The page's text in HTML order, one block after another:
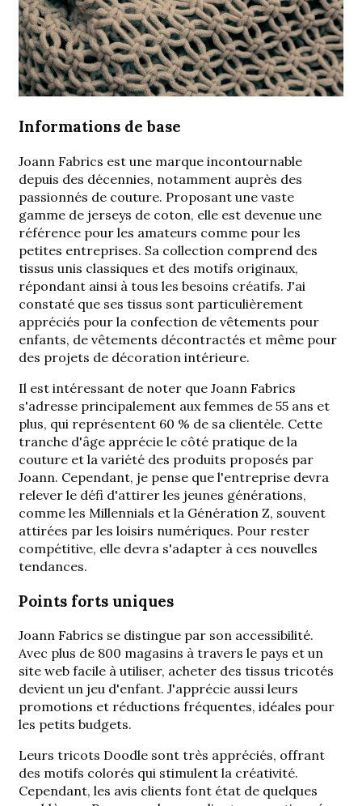
Informations de base
Joann Fabrics est une marque incontournable
depuis des décennies, notamment auprès des
passionnés de couture. Proposant une vaste
gamme de jerseys de coton, elle est devenue une
référence pour les amateurs comme pour les
petites entreprises. Sa collection comprend des
tissus unis classiques et des motifs originaux,
répondant ainsi à tous les besoins créatifs. J'ai
constaté que ses tissus sont particulièrement
appréciés pour la confection de vêtements pour
enfants, de vêtements décontractés et même pour
des projets de décoration intérieure.
Il est intéressant de noter que Joann Fabrics
s'adresse principalement aux femmes de 55 ans et
plus, qui représentent 60 % de sa clientèle. Cette
tranche d'âge apprécie le côté pratique de la
couture et la variété des produits proposés par
Joann. Cependant, je pense que l'entreprise devra
relever le défi d'attirer les jeunes générations,
comme les Millennials et la Génération Z, souvent
attirées par les loisirs numériques. Pour rester
compétitive, elle devra s'adapter à ces nouvelles
tendances.
Points forts uniques
Joann Fabrics se distingue par son accessibilité.
Avec plus de 800 magasins à travers le pays et un
site web facile à utiliser, acheter des tissus tricotés
devient un jeu d'enfant. J'apprécie aussi leurs
promotions et réductions fréquentes, idéales pour
les petits budgets.
Leurs tricots Doodle sont très appréciés, offrant
des motifs colorés qui stimulent la créativité.
Cependant, les avis clients font état de quelques